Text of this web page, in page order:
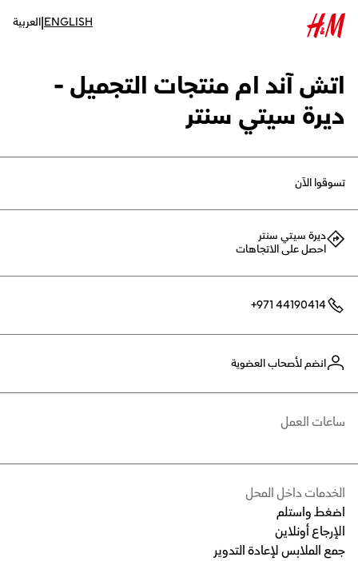
ENGLISH
|العربية
اتش آند ام منتجات التجميل -
ديرة سيتي سنتر
تسوقوا الآن
ديرة سيتي سنتر
احصل على الاتجاهات
+971 44190414
انضم لأصحاب العضوية
الخدمات داخل المحل
اضغط واستلم
الإرجاع أونلاين
جمع الملابس لإعادة التدوير
ساعات العمل